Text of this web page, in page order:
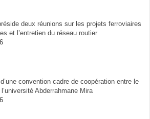
deux réunions sur les projets ferroviaires
et l’entretien du réseau routier
convention cadre de coopération entre le
Abderrahmane Mira